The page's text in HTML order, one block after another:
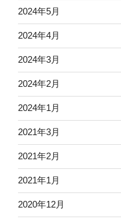
2024年5月
2024年4月
2024年3月
2024年2月
2024年1月
2021年3月
2021年2月
2021年1月
2020年12月